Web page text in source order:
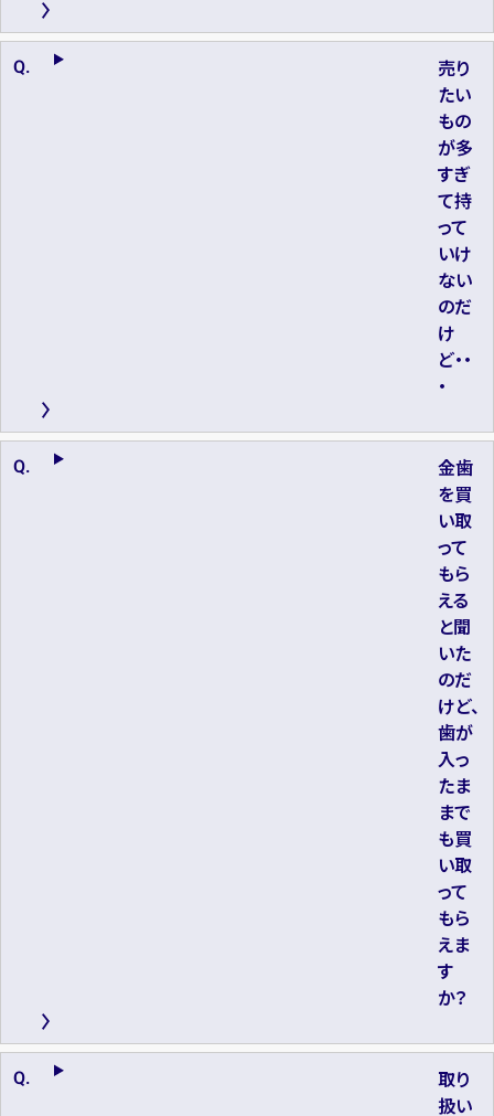
売り
たい
もの
が多
すぎ
て持
って
いけ
ない
のだ
け
ど・・
・
金歯
を買
い取
って
もら
える
と聞
いた
のだ
けど、
歯が
入っ
たま
まで
も買
い取
って
もら
えま
す
か？
取り
扱い